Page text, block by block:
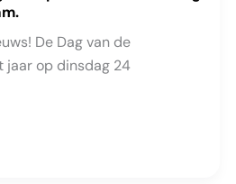
De Dag van de
jaar op dinsdag 24